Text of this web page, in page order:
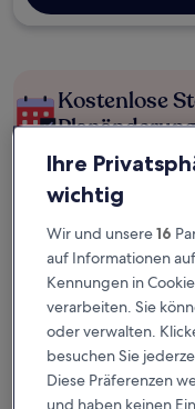
Kostenlose
Verdiene
Mehr sparen
Überprüfe die
Nächstes
Ihre
wichtig
Wir und unsere16
auf Informationen
Kennungen in
verarbeiten. Sie
oder verwalten.
besuchen Sie
Diese Präferenzen
und haben keinen